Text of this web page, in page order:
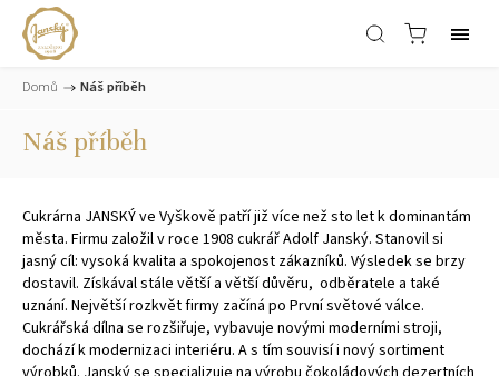
Domů / Náš příběh
Náš příběh
Cukrárna JANSKÝ ve Vyškově patří již více než sto let k dominantám
města. Firmu založil v roce 1908 cukrář Adolf Janský. Stanovil si
jasný cíl: vysoká kvalita a spokojenost zákazníků. Výsledek se brzy
dostavil. Získával stále větší a větší důvěru, odběratele a také
uznání. Největší rozkvět firmy začíná po První světové válce.
Cukrářská dílna se rozšiřuje, vybavuje novými moderními stroji,
dochází k modernizaci interiéru. A s tím souvisí i nový sortiment